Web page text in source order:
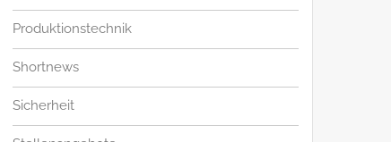
Produktionstechnik
Shortnews
Sicherheit